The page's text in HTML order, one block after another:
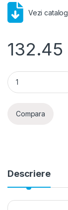
Vezi catalog
132.45
Doză derivație
Compara
Descriere